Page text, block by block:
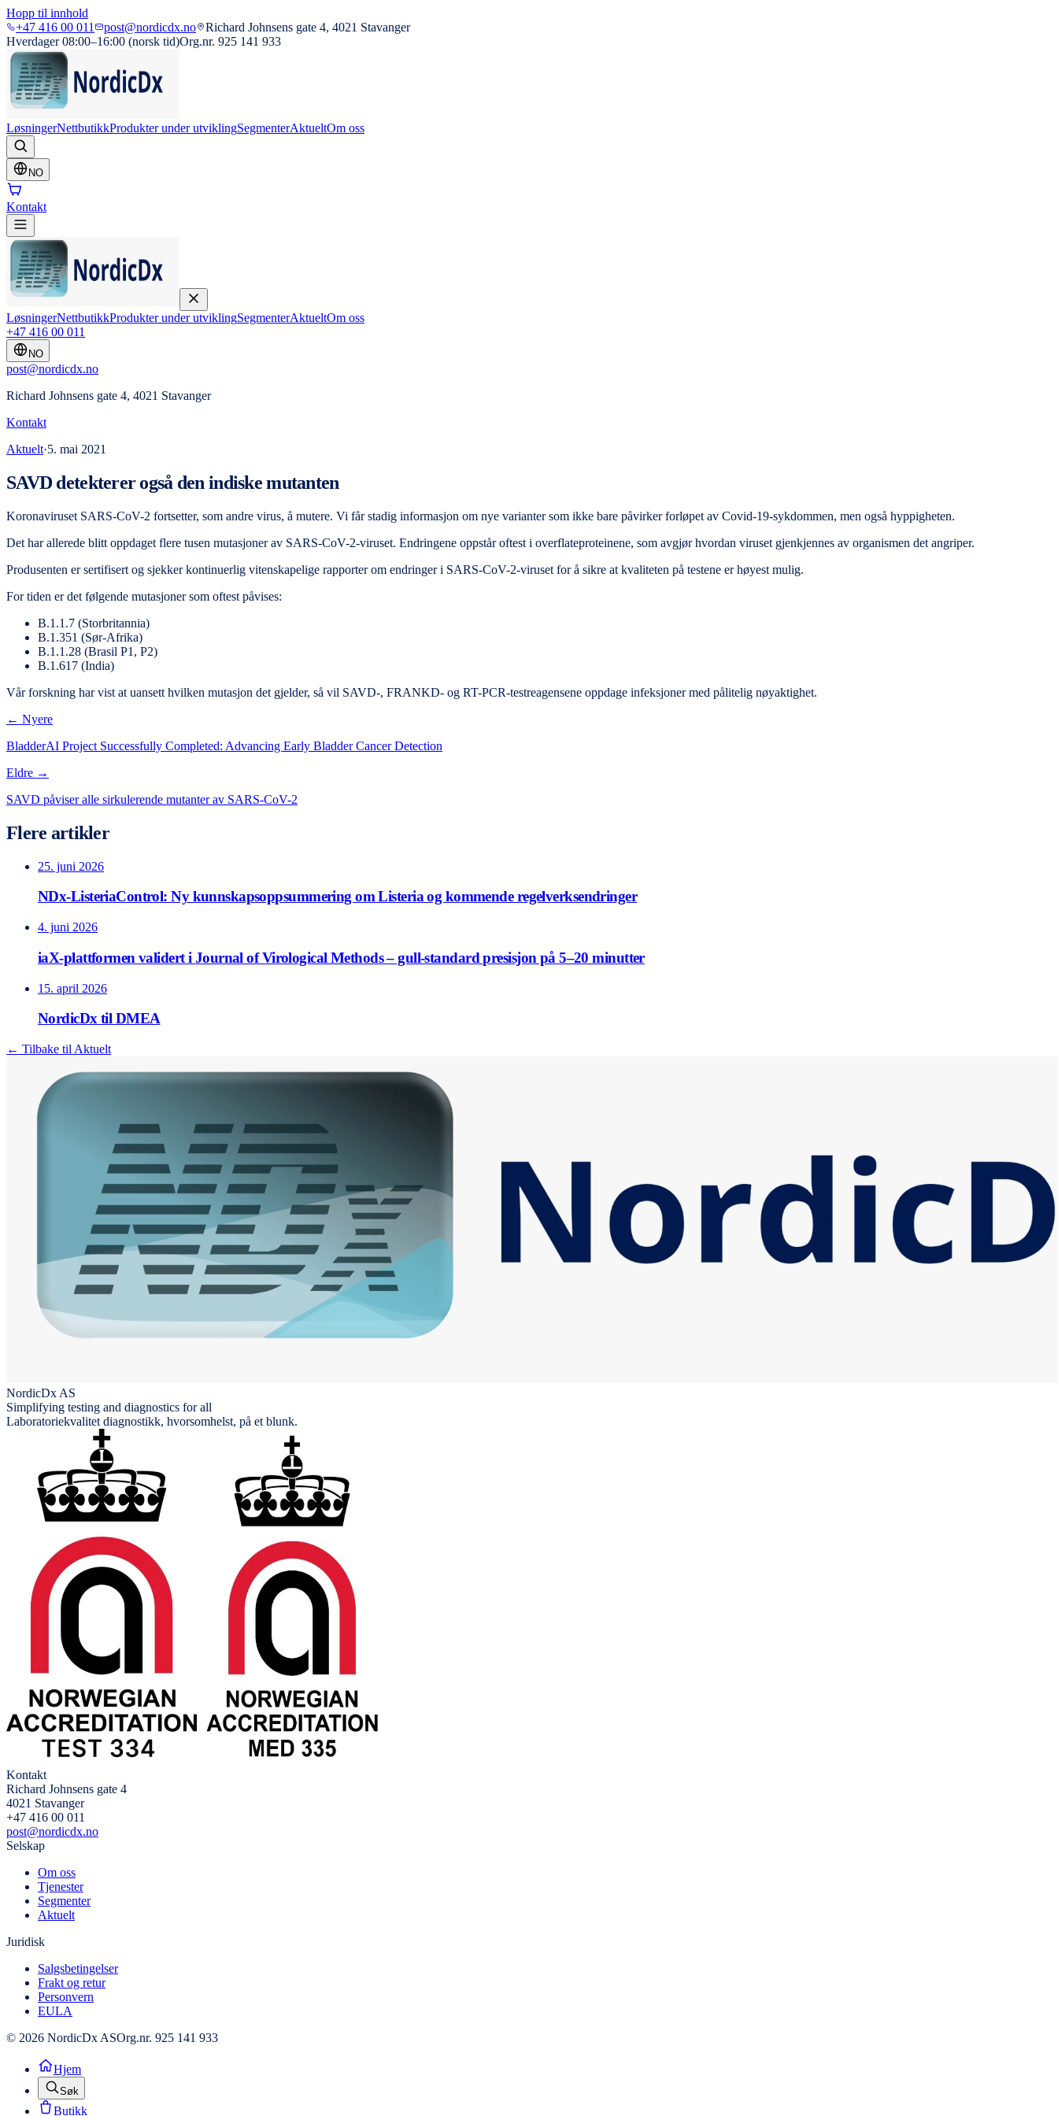
Hopp til innhold
+47 416 00 011
post@nordicdx.no
Richard Johnsens gate 4, 4021 Stavanger
Hverdager 08:00–16:00 (norsk tid)Org.nr. 925 141 933
LøsningerNettbutikkProdukter under utviklingSegmenterAktueltOm oss
NO
Kontakt
LøsningerNettbutikkProdukter under utviklingSegmenterAktueltOm oss
+47 416 00 011
NO
post@nordicdx.no
Richard Johnsens gate 4, 4021 Stavanger
Kontakt
Aktuelt·5. mai 2021
SAVD detekterer også den indiske mutanten
Koronaviruset SARS-CoV-2 fortsetter, som andre virus, å mutere. Vi får stadig informasjon om nye varianter som ikke bare påvirker forløpet av Covid-19-sykdommen, men også hyppigheten.
Det har allerede blitt oppdaget flere tusen mutasjoner av SARS-CoV-2-viruset. Endringene oppstår oftest i overflateproteinene, som avgjør hvordan viruset gjenkjennes av organismen det angriper.
Produsenten er sertifisert og sjekker kontinuerlig vitenskapelige rapporter om endringer i SARS-CoV-2-viruset for å sikre at kvaliteten på testene er høyest mulig.
For tiden er det følgende mutasjoner som oftest påvises:
B.1.1.7 (Storbritannia)
B.1.351 (Sør-Afrika)
B.1.1.28 (Brasil P1, P2)
B.1.617 (India)
Vår forskning har vist at uansett hvilken mutasjon det gjelder, så vil SAVD-, FRANKD- og RT-PCR-testreagensene oppdage infeksjoner med pålitelig nøyaktighet.
← Nyere
BladderAI Project Successfully Completed: Advancing Early Bladder Cancer Detection
Eldre →
SAVD påviser alle sirkulerende mutanter av SARS-CoV-2
Flere artikler
25. juni 2026
NDx-ListeriaControl: Ny kunnskapsoppsummering om Listeria og kommende regelverksendringer
4. juni 2026
iaX-plattformen validert i Journal of Virological Methods – gull-standard presisjon på 5–20 minutter
15. april 2026
NordicDx til DMEA
← Tilbake til Aktuelt
NordicDx AS
Simplifying testing and diagnostics for all
Laboratoriekvalitet diagnostikk, hvorsomhelst, på et blunk.
Kontakt
Richard Johnsens gate 4
4021 Stavanger
+47 416 00 011
post@nordicdx.no
Selskap
Om oss
Tjenester
Segmenter
Aktuelt
Juridisk
Salgsbetingelser
Frakt og retur
Personvern
EULA
© 2026 NordicDx ASOrg.nr. 925 141 933
Hjem
Søk
Butikk